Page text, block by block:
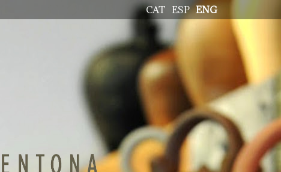
ENG
ESP
CAT